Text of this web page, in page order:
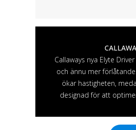
Callaways nya Elyte
och ännu mer
ökar hastigheten,
designad för att